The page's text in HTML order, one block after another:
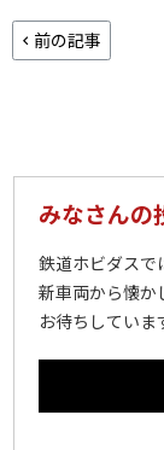
前の記事
みなさんの
鉄道ホビダスで
新車両から懐か
お待ちしていま